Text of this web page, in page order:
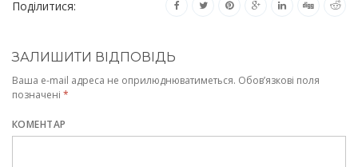
Поділитися:
ЗАЛИШИТИ ВІДПОВІДЬ
Ваша e-mail адреса не оприлюднюватиметься. Обов’язкові поля
позначені *
КОМЕНТАР